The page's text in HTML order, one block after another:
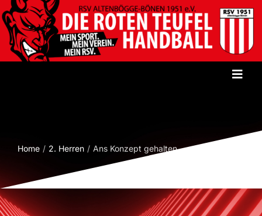
Zum
Inhalt
springen
Verein
Herren
Home 2. Herren Ans Konzept gehalten